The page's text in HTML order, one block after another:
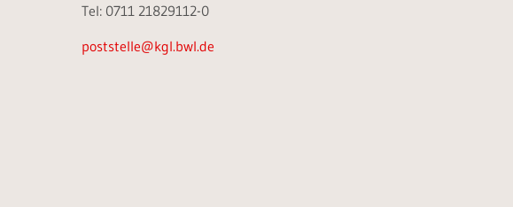
Tel: 0711 21829112-0
poststelle@kgl.bwl.de